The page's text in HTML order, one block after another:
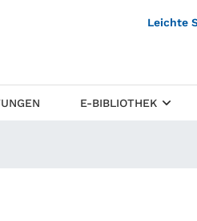
Leichte
E-BIBLIOTHEK